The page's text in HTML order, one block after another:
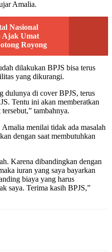
Amalia.
Nasional
Ajak Umat
Royong
dilakukan BPJS bisa terus
yang dikurangi.
dulunya di cover BPJS, terus
Tentu ini akan memberatkan
tambahnya.
menilai tidak ada masalah
dengan saat membutuhkan
Karena dibandingkan dengan
iuran yang saya bayarkan
biaya yang harus
saya. Terima kasih BPJS,”